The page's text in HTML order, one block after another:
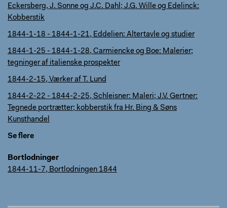
Eckersberg, J. Sonne og J.C. Dahl; J.G. Wille og Edelinck:
Kobberstik
1844-1-18 - 1844-1-21, Eddelien: Altertavle og studier
1844-1-25 - 1844-1-28, Carmiencke og Boe: Malerier;
tegninger af italienske prospekter
1844-2-15, Værker af T. Lund
1844-2-22 - 1844-2-25, Schleisner: Maleri; J.V. Gertner:
Tegnede portrætter; kobberstik fra Hr. Bing & Søns
Kunsthandel
Se flere
Bortlodninger
1844-11-7, Bortlodningen 1844